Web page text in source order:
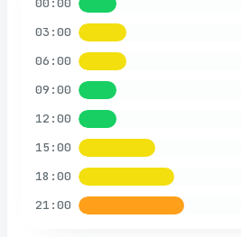
00:00
03:00
06:00
09:00
12:00
15:00
18:00
21:00